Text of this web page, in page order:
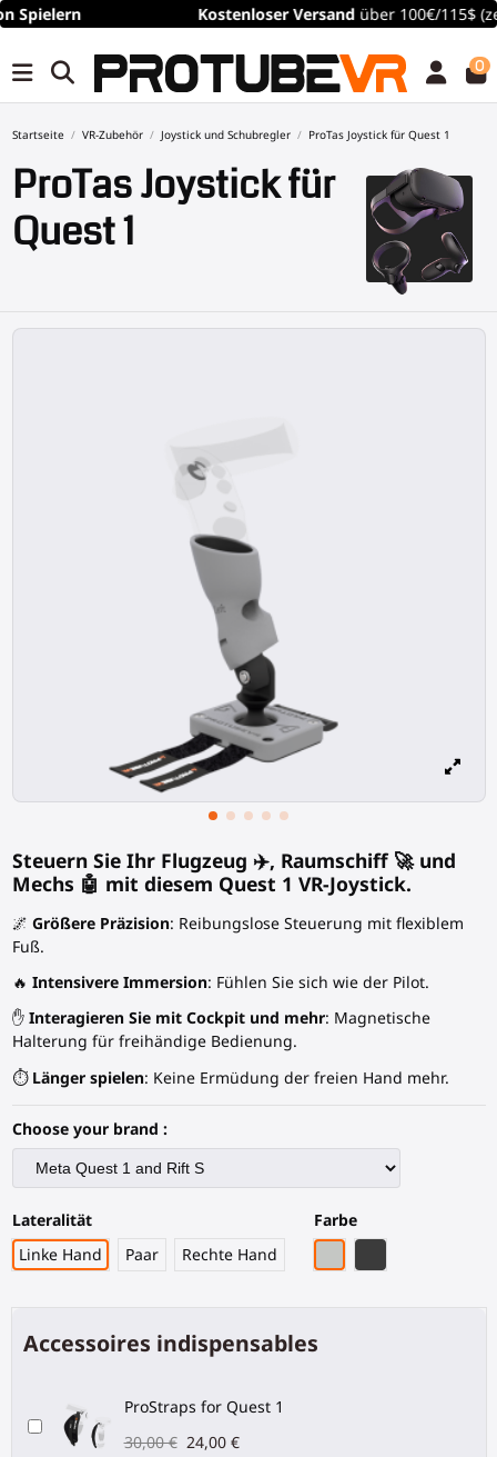
Kostenloser über 100€/115$ (zeitlich begrenzt)
0
Startseite VR-Zubehör Joystick und Schubregler ProTas Joystick für Quest 1
ProTas Joystick für
Quest 1
Steuern Sie Ihr Flugzeug ✈️, Raumschiff 🚀 und
Mechs 🤖 mit diesem Quest 1 VR-Joystick.
🌌 Größere Präzision: Reibungslose Steuerung mit flexiblem
Fuß.
🔥 Intensivere Immersion: Fühlen Sie sich wie der Pilot.
✋ Interagieren Sie mit Cockpit und mehr: Magnetische
Halterung für freihändige Bedienung.
⏱️ Länger spielen: Keine Ermüdung der freien Hand mehr.
Choose your brand :
Lateralität
Linke Hand
Paar Rechte Hand
Farbe
Accessoires indispensables
ProStraps for Quest 1
30,00 € 24,00 €